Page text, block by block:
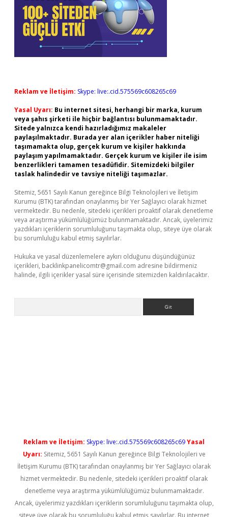
Reklam ve İletişim: Skype: live:.cid.575569c608265c69
Yasal Uyarı: Bu internet sitesi, herhangi bir marka, kurum
veya şahıs şirketi ile hiçbir bağlantısı bulunmamaktadır.
Sitede yalnızca kendi hazırladığımız makaleler
paylaşılmaktadır. Burada yer alan içerikler haber niteliği
taşımamakta olup, gerçek kurum ve kişiler hakkında
paylaşım yapılmamaktadır. Gerçek kurum ve kişiler ile isim
benzerlikleri tamamen tesadüfidir. Sitemizdeki bilgiler
taslak halindedir ve tavsiye niteliği taşımazlar.
Sitemiz, 5651 Sayılı Kanun gereğince Bilgi Teknolojileri ve İletişim
Kurumu (BTK) tarafından onaylanmış bir Yer Sağlayıcı olarak hizmet
vermektedir. Bu nedenle, sitedeki içerikleri proaktif olarak denetleme
veya araştırma yükümlülüğümüz bulunmamaktadır. Ancak, üyelerimiz
yazdıkları içeriklerin sorumluluğunu taşımakta olup, siteye üye olarak
bu sorumluluğu kabul etmiş sayılırlar.
Hukuka ve yasal düzenlemelere aykırı olduğunu düşündüğünüz
içerikleri, backlinkpanelicomtr@gmail.com adresine bildirmeniz
halinde, ilgili içerikler yasal süre içerisinde sitemizden kaldırılacaktır.
Reklam ve İletişim: Skype: live:.cid.575569c608265c69Yasal
Uyarı: Sitemiz, 5651 Sayılı Kanun gereğince Bilgi Teknolojileri ve
İletişim Kurumu (BTK) tarafından onaylanmış bir Yer Sağlayıcı olarak
hizmet vermektedir. Bu nedenle, sitedeki içerikleri proaktif olarak
denetleme veya araştırma yükümlülüğümüz bulunmamaktadır.
Ancak, üyelerimiz yazdıkları içeriklerin sorumluluğunu taşımakta olup,
siteye üye olarak bu sorumluluğu kabul etmiş sayılırlar. Bu internet